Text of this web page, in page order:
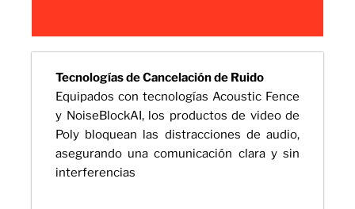
Tecnologías de Cancelación de Ruido
Equipados con tecnologías Acoustic Fence
y NoiseBlockAI, los productos de video de
Poly bloquean las distracciones de audio,
asegurando una comunicación clara y sin
interferencias